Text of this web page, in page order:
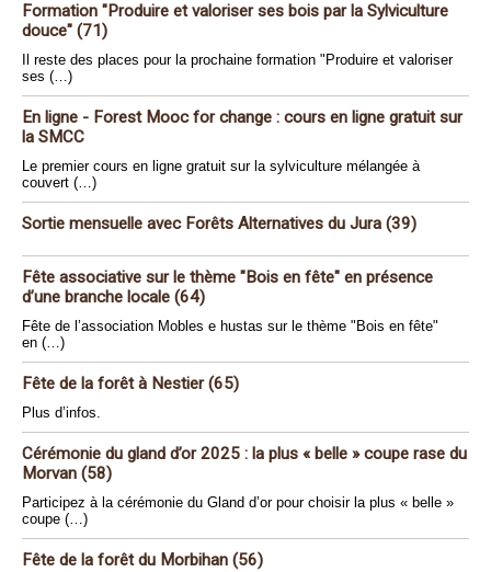
Formation "Produire et valoriser ses bois par la Sylviculture
douce" (71)
Il reste des places pour la prochaine formation "Produire et valoriser
ses (…)
En ligne - Forest Mooc for change : cours en ligne gratuit sur
la SMCC
Le premier cours en ligne gratuit sur la sylviculture mélangée à
couvert (…)
Sortie mensuelle avec Forêts Alternatives du Jura (39)
Fête associative sur le thème "Bois en fête" en présence
d’une branche locale (64)
Fête de l’association Mobles e hustas sur le thème "Bois en fête"
en (…)
Fête de la forêt à Nestier (65)
Plus d’infos.
Cérémonie du gland d’or 2025 : la plus « belle » coupe rase du
Morvan (58)
Participez à la cérémonie du Gland d’or pour choisir la plus « belle »
coupe (…)
Fête de la forêt du Morbihan (56)